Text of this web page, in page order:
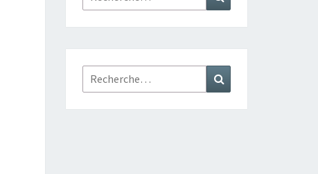
Rechercher :